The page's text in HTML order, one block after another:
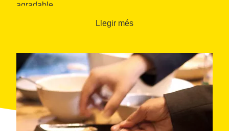
agradable.
Llegir més